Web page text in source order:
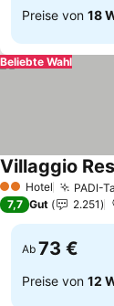
Preise von 18
Beliebte Wahl
2 Sterne
Hotel PADI-
Villaggio
7,7 Gut 2.251
Ab 73 €
Preise von 12